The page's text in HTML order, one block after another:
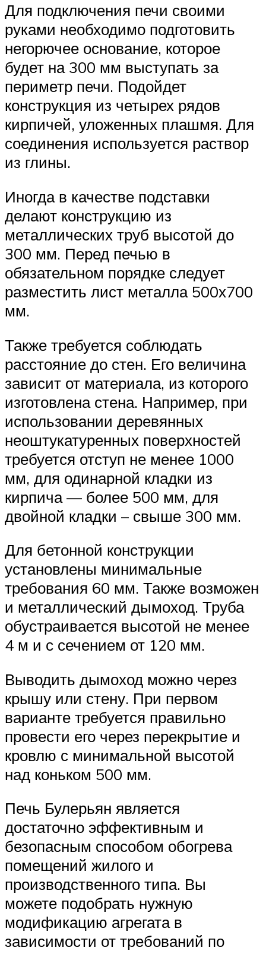
Для подключения печи своими
руками необходимо подготовить
негорючее основание, которое
будет на 300 мм выступать за
периметр печи. Подойдет
конструкция из четырех рядов
кирпичей, уложенных плашмя. Для
соединения используется раствор
из глины.
Иногда в качестве подставки
делают конструкцию из
металлических труб высотой до
300 мм. Перед печью в
обязательном порядке следует
разместить лист металла 500х700
мм.
Также требуется соблюдать
расстояние до стен. Его величина
зависит от материала, из которого
изготовлена стена. Например, при
использовании деревянных
неоштукатуренных поверхностей
требуется отступ не менее 1000
мм, для одинарной кладки из
кирпича — более 500 мм, для
двойной кладки – свыше 300 мм.
Для бетонной конструкции
установлены минимальные
требования 60 мм. Также возможен
и металлический дымоход. Труба
обустраивается высотой не менее
4 м и с сечением от 120 мм.
Выводить дымоход можно через
крышу или стену. При первом
варианте требуется правильно
провести его через перекрытие и
кровлю с минимальной высотой
над коньком 500 мм.
Печь Булерьян является
достаточно эффективным и
безопасным способом обогрева
помещений жилого и
производственного типа. Вы
можете подобрать нужную
модификацию агрегата в
зависимости от требований по